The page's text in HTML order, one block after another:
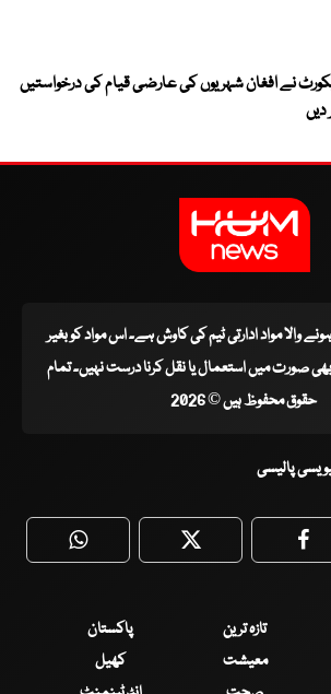
نے افغان شہریوں کی عارضی قیام کی درخواستیں
ہونے والا مواد ادارتی ٹیم کی کاوش ہے۔ اس مواد کو بغیر
صورت میں استعمال یا نقل کرنا درست نہیں۔ تمام
حقوق محفوظ ہیں © 2026
پالیسی
WhatsApp Twitter
تازہ ترین
پاکستان
معیشت
کھیل